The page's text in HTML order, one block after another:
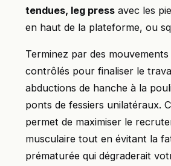
tendues, leg press avec les
en haut de la plateforme, ou
Terminez par des
contrôlés pour finaliser le
abductions de hanche à la
ponts de fessiers unilatéraux.
permet de maximiser le
musculaire tout en évitant la
prématurée qui dégraderait